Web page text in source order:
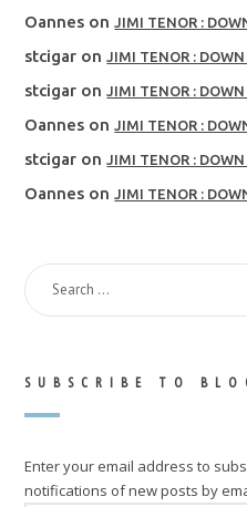
Oannes onJIMI TENOR :
stcigar onJIMI TENOR :
stcigar onJIMI TENOR :
Oannes onJIMI TENOR :
stcigar onJIMI TENOR :
Oannes onJIMI TENOR :
SEARCH
FOR:
SUBSCRIBE TO
Enter your email address to
notifications of new posts by